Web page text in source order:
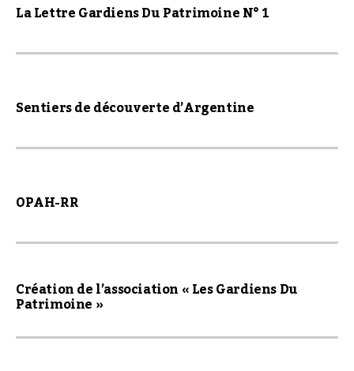
La Lettre Gardiens Du Patrimoine N° 1
Sentiers de découverte d’Argentine
OPAH-RR
Création de l’association « Les Gardiens Du
Patrimoine »